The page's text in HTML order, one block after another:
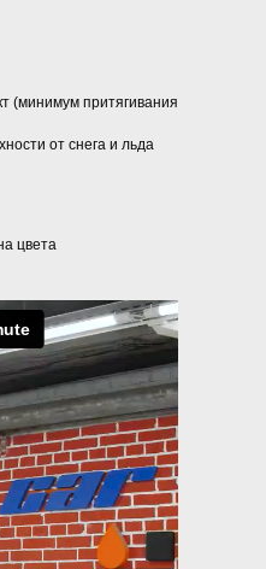
(минимум притягивания
от снега и льда
цвета